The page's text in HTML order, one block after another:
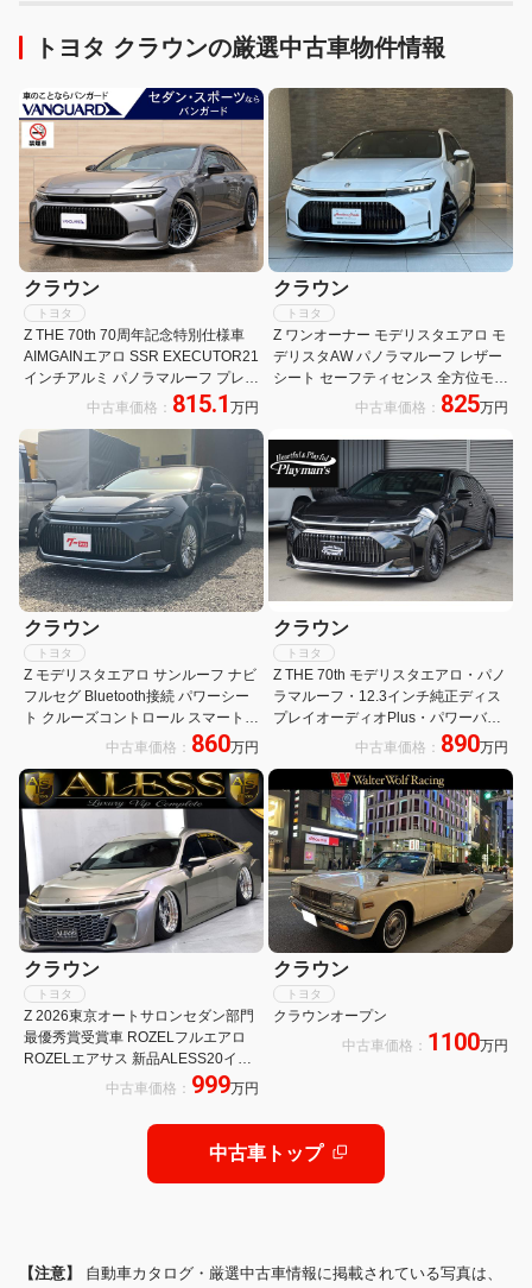
トヨタ クラウンの厳選中古車物件情報
クラウン
トヨタ
Z THE 70th 70周年記念特別仕様車
AIMGAINエアロ SSR EXECUTOR21
インチアルミ パノラマルーフ プレミ
アムナッパ革 12.3インチディスプレ
イオーディオ パノラミックビュー ア
ドバンスドパーク
中古車価格： 815.1 万円
クラウン
トヨタ
Z ワンオーナー モデリスタエアロ モ
デリスタAW パノラマルーフ レザー
シート セーフティセンス 全方位モニ
ター ナビ テレビ パワーシート ベン
中古車価格： 825万円
クラウン
トヨタ
Z モデリスタエアロ サンルーフ ナビ
フルセグ Bluetooth接続 パワーシー
ト クルーズコントロール スマートキ
ー プッシュスタート 革シート シー
中古車価格： 860万円
クラウン
トヨタ
Z THE 70th モデリスタエアロ・パノ
ラマルーフ・12.3インチ純正ディス
プレイオーディオPlus・パワーバッ
クドア・パノラミックビューモニタ
トヒーター・シートベンチレーショ
ン
中古車価格： 890万円
クラウン
トヨタ
Z 2026東京オートサロンセダン部門
最優秀賞受賞車 ROZELフルエアロ
ROZELエアサス 新品ALESS20イン
マット ROZELブレーキ カーボンロ
中古車価格： 999万円
クラウン
トヨタ
クラウンオープン
中古車価格： 1100万円
中古車トップ
【注意】 自動車カタログ・厳選中古車情報に掲載されている写真は、